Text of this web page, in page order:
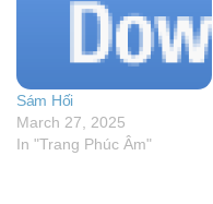
Sám Hối
March 27, 2025
In "Trang Phúc Âm"